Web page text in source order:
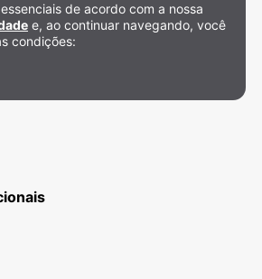
e Cookiesde acordo com a nossa
e, ao continuar navegando, você
condições: